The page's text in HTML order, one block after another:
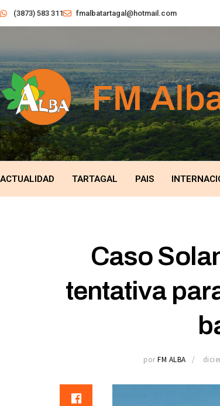
(3873) 583 311 fmalbatartagal@hotmail.com
ACTUALIDAD TARTAGAL PAIS
Caso
tentativa
por FM ALBA